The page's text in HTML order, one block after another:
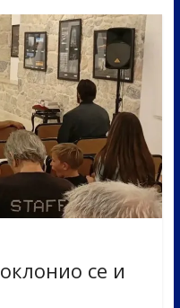
се и